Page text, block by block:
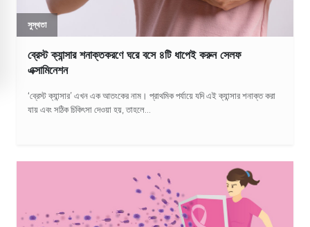
সুস্থতা
ব্রেস্ট ক্যান্সার শনাক্তকরণে ঘরে বসে ৪টি ধাপেই করুন সেলফ
এক্সামিনেশন
‘ব্রেস্ট ক্যান্সার’ এখন এক আতংকের নাম। প্রাথমিক পর্যায়ে যদি এই ক্যান্সার শনাক্ত করা
যায় এবং সঠিক চিকিৎসা দেওয়া হয়, তাহলে...